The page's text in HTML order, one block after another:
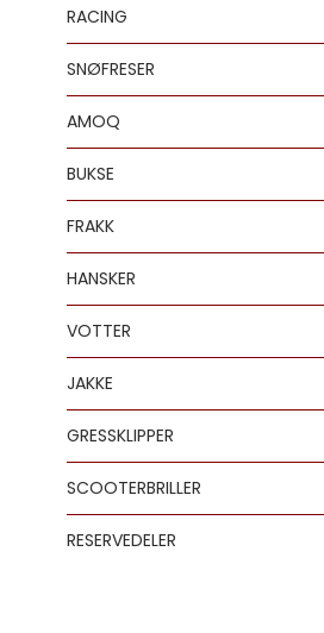
RACING
SNØFRESER
AMOQ
BUKSE
FRAKK
HANSKER
VOTTER
JAKKE
GRESSKLIPPER
SCOOTERBRILLER
RESERVEDELER